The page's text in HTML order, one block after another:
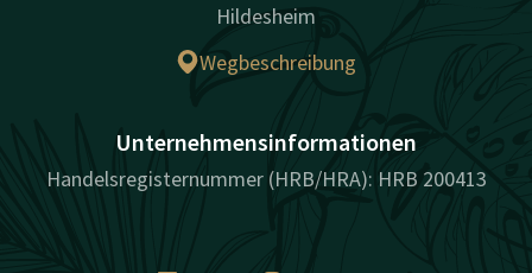
Hildesheim
Wegbeschreibung
Unternehmensinformationen
Handelsregisternummer (HRB/HRA): HRB 200413